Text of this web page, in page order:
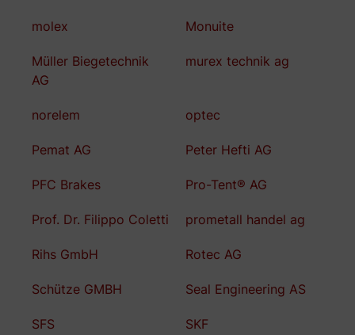
molex Monuite
Müller Biegetechnik
AG
murex technik ag
norelem optec
Pemat AG Peter Hefti AG
PFC Brakes Pro-Tent® AG
Prof. Dr. Filippo Coletti prometall handel ag
Rihs GmbH Rotec AG
Schütze GMBH Seal Engineering AS
SFS SKF